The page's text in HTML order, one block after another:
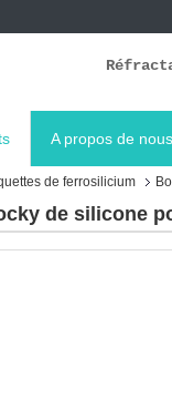
A propos de nous
de ferrosilicium
de silicone